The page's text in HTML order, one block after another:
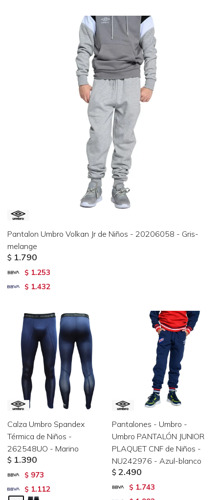
Pantalon Umbro Volkan Jr de Niños - 20206058 - Gris-
melange
$ 1.790
$ 1.253
$ 1.432
Calza Umbro Spandex
Térmica de Niños -
262548UO - Marino
$ 1.390
$ 973
$ 1.112
Pantalones - Umbro -
Umbro PANTALÓN JUNIOR
PLAQUET CNF de Niños -
NU242976 - Azul-blanco
$ 2.490
$ 1.743